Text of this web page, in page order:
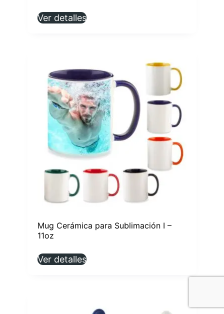
Ver detalles
Mug Cerámica para Sublimación I –
11oz
Ver detalles